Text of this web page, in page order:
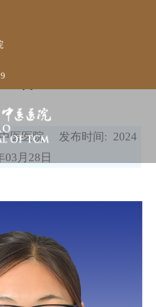
室介绍
中医医院 发布时间: 2024
03月28日